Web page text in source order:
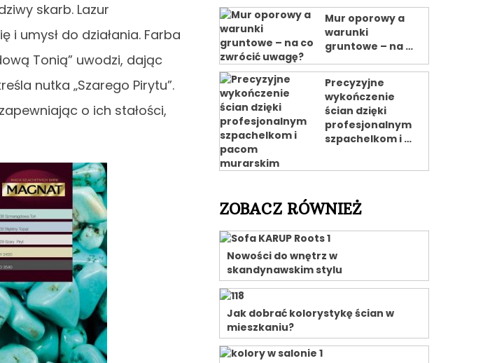
skarb. Lazur
umysł do działania. Farba
Tonią” uwodzi, dając
nutka „Szarego Pirytu”.
o ich stałości,
Mur oporowy a
warunki
gruntowe – na …
Precyzyjne
wykończenie
ścian dzięki
profesjonalnym
szpachelkom i …
ZOBACZ RÓWNIEŻ
Nowości do wnętrz w
skandynawskim stylu
Jak dobrać kolorystykę ścian w
mieszkaniu?